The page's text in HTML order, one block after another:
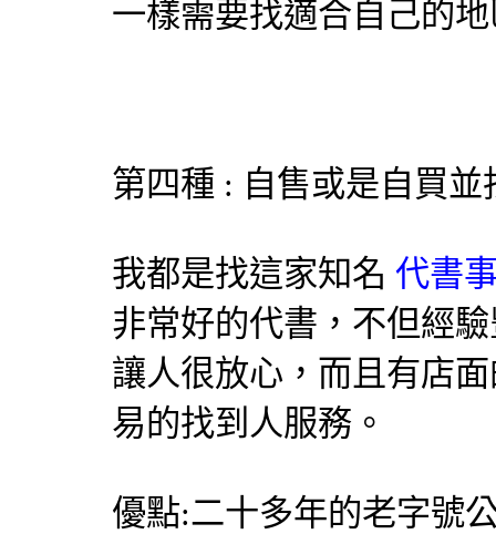
一樣需要找適合自己的
第四種 : 自售或是自買
我都是找這家知名 代書
非常好的代書，不但經
讓人很放心，而且有店
易的找到人服務。
優點:二十多年的老字號